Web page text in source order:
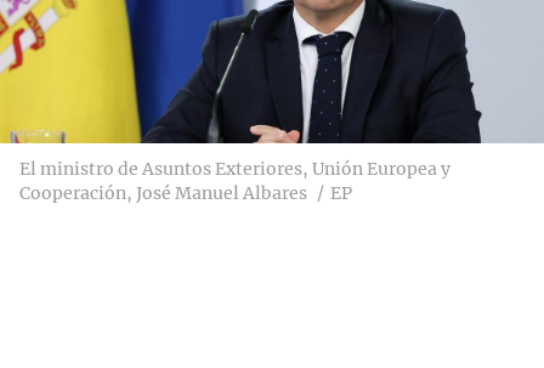
El ministro de Asuntos Exteriores, Unión Europea y
Cooperación, José Manuel Albares
EP